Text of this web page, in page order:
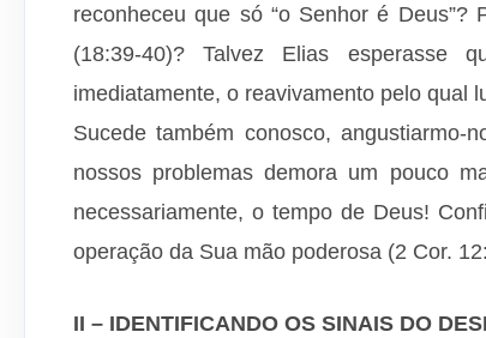
reconheceu que só “o Senhor é
(18:39-40)? Talvez Elias esperasse
imediatamente, o reavivamento pelo qual
Sucede também conosco,
nossos problemas demora um pouco
necessariamente, o tempo de Deus!
operação da Sua mão poderosa (2 Cor.
II – IDENTIFICANDO OS SINAIS DO